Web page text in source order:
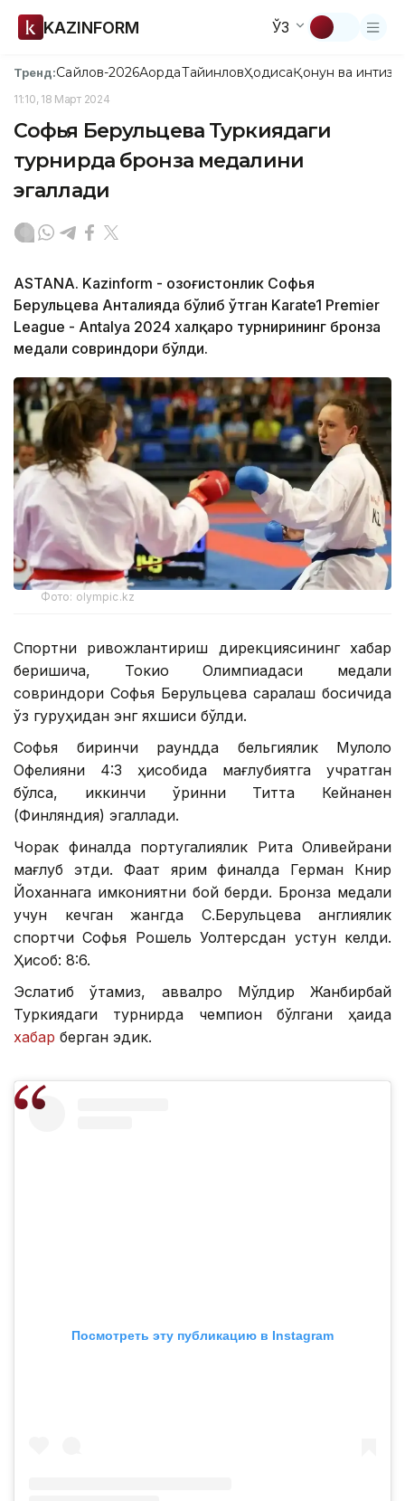
KAZINFORM ЎЗ
Тренд:Сайлов-2026АқордаТайинловҲодисаҚонун ва
11:10, 18 Март 2024
Софья Берульцева Туркиядаги
турнирда бронза медалини
эгаллади
ASTANA. Kazinform - Қозоғистонлик Софья
Берульцева Анталияда бўлиб ўтган Karate1 Premier
League - Antalya 2024 халқаро турнирининг бронза
медали совриндори бўлди.
Фото: olympic.kz
Спортни ривожлантириш дирекциясининг хабар
беришича, Токио Олимпиадаси медали
совриндори Софья Берульцева саралаш босқичида
ўз гуруҳидан энг яхшиси бўлди.
Софья биринчи раундда бельгиялик Мулоло
Офелияни 4:3 ҳисобида мағлубиятга учратган
бўлса, иккинчи ўринни Титта Кейнанен
(Финляндия) эгаллади.
Чорак финалда португалиялик Рита Оливейрани
мағлуб этди. Фақат ярим финалда Герман Книр
Йоханнага имкониятни бой берди. Бронза медали
учун кечган жангда С.Берульцева англиялик
спортчи Софья Рошель Уолтерсдан устун келди.
Ҳисоб: 8:6.
Эслатиб ўтамиз, аввалроқ Мўлдир Жанбирбай
Туркиядаги турнирда чемпион бўлгани ҳақида
хабар берган эдик.
Посмотреть эту публикацию в Instagram